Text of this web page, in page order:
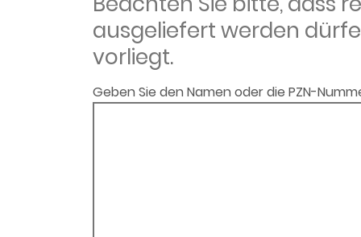
ausgeliefert werden
vorliegt.
Geben Sie den Namen oder die PZN-